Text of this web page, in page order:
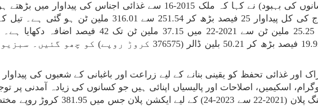
جناب منوج اہوجا، سکریٹری (زراعت اور کسانوں کی بہبود) نے کہا کہ ملک 2015-16 سے غذائی
رکھے ہوئے ہے۔ گزشتہ چھ سالوں میں اناج کی کل پیداوار 25 فیصد بڑھ کر
رجحان کی پیروی کی ہے اور 2015-16 میں 25.25 ملین ٹن سے 2021-22 میں
مصنوعات کی برآمدات 2021-22 کے دوران 19.92 فیصد بڑھ کر 50.21 بلین ڈالر (376575
اور غذائی تحفظ کو یقینی بنانے کے لیے زراعت اور باغبانی کے شعبوں کی پیداوار
اسکیمیں، اصلاحات اور پالیسیاں اپنائی ہیں جو کسانوں کی زیادہ آمدنی پر
تمام تیل کے بیجوں کے لیے تین سالہ سیڈ رولنگ پلان